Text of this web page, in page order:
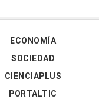
ECONOMÍA
SOCIEDAD
CIENCIAPLUS
PORTALTIC